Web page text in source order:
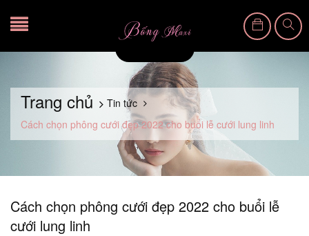
Trang chủ
Tin tức
Cách chọn phông cưới đẹp 2022 cho buổi lễ cưới lung linh
Cách chọn phông cưới đẹp 2022 cho buổi lễ
cưới lung linh